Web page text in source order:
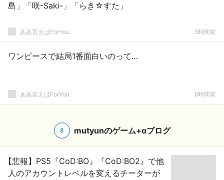
島」「咲-Saki-」「らき☆すた」
ああ言えばForYou 3時間前
ワンピースで結局1番面白いのって…
ああ言えばForYou 6時間前
8 mutyunのゲーム+αブログ
【悲報】PS5『CoD:BO』『CoD:BO2』で他
人のアカウントレベルを変えるチーターが